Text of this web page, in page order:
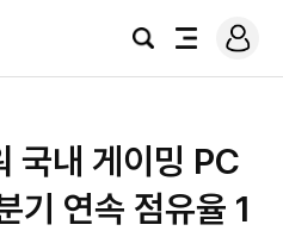
검
전
로
그
국내 게이밍 PC
기 연속 점유율 1